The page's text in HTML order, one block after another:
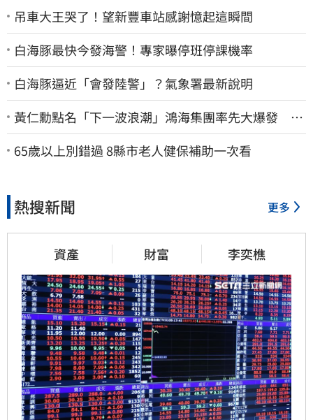
吊車大王哭了！望新豐車站感謝憶起這瞬間
白海豚最快今發海警！專家曝停班停課機率
白海豚逼近「會發陸警」？氣象署最新說明
黃仁勳點名「下一波浪潮」鴻海集團率先大爆發 台
股這族群全面噴出
65歲以上別錯過 8縣市老人健保補助一次看
熱搜新聞 更多
資產 財富 李奕樵